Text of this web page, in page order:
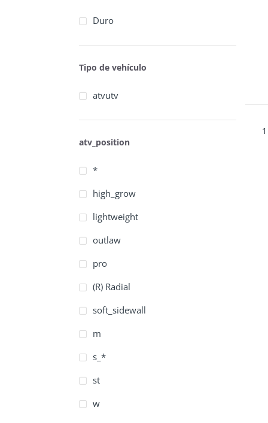
Duro
Tipo de vehículo
atvutv
atv_position
*
high_grow
lightweight
outlaw
pro
(R) Radial
soft_sidewall
m
s_*
st
w